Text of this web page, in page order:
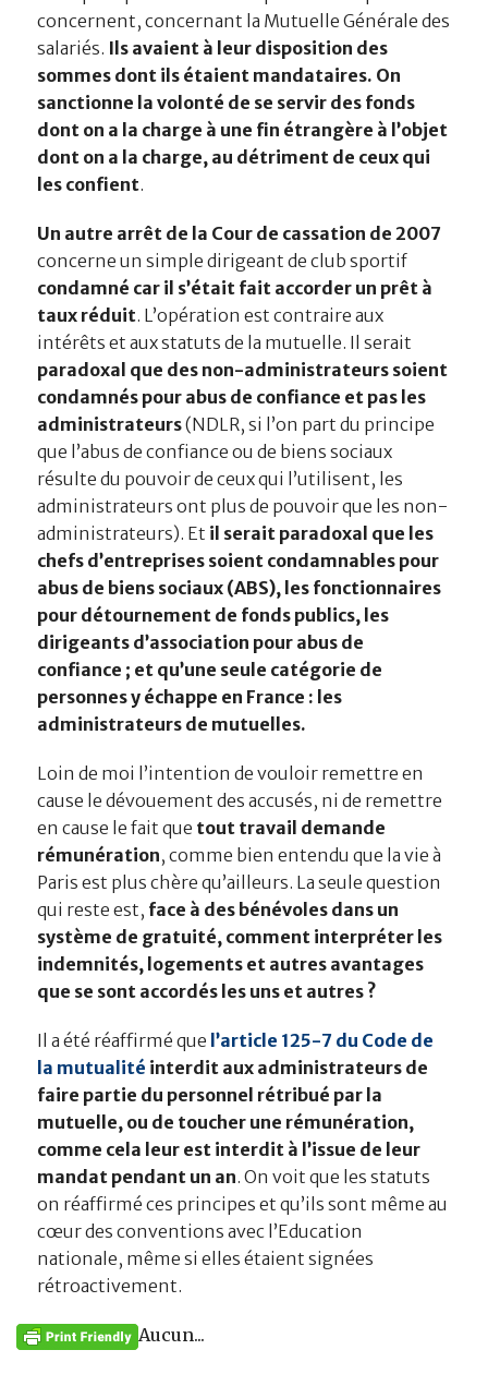
concernent, concernant la Mutuelle Générale des
salariés. Ils avaient à leur disposition des
sommes dont ils étaient mandataires. On
sanctionne la volonté de se servir des fonds
dont on a la charge à une fin étrangère à l’objet
dont on a la charge, au détriment de ceux qui
les confient.
Un autre arrêt de la Cour de cassation de 2007
concerne un simple dirigeant de club sportif
condamné car il s’était fait accorder un prêt à
taux réduit. L’opération est contraire aux
intérêts et aux statuts de la mutuelle. Il serait
paradoxal que des non-administrateurs soient
condamnés pour abus de confiance et pas les
administrateurs(NDLR, si l’on part du principe
que l’abus de confiance ou de biens sociaux
résulte du pouvoir de ceux qui l’utilisent, les
administrateurs ont plus de pouvoir que les non-
administrateurs). Et il serait paradoxal que les
chefs d’entreprises soient condamnables pour
abus de biens sociaux (ABS), les fonctionnaires
pour détournement de fonds publics, les
dirigeants d’association pour abus de
confiance ; et qu’une seule catégorie de
personnes y échappe en France : les
administrateurs de mutuelles.
Loin de moi l’intention de vouloir remettre en
cause le dévouement des accusés, ni de remettre
en cause le fait que tout travail demande
rémunération, comme bien entendu que la vie à
Paris est plus chère qu’ailleurs. La seule question
qui reste est, face à des bénévoles dans un
système de gratuité, comment interpréter les
indemnités, logements et autres avantages
que se sont accordés les uns et autres ?
Il a été réaffirmé que l’article 125-7 du Code de
la mutualité interdit aux administrateurs de
faire partie du personnel rétribué par la
mutuelle, ou de toucher une rémunération,
comme cela leur est interdit à l’issue de leur
mandat pendant un an. On voit que les statuts
on réaffirmé ces principes et qu’ils sont même au
cœur des conventions avec l’Education
nationale, même si elles étaient signées
rétroactivement.
Aucun...